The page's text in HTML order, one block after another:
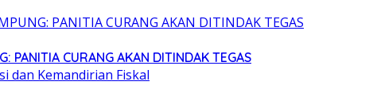
PANITIA CURANG AKAN DITINDAK TEGAS